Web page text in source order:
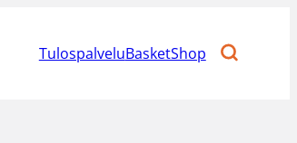
TulospalveluBasketShop